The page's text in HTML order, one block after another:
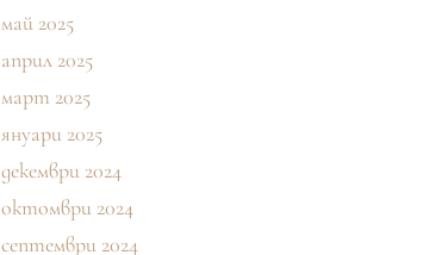
май 2025
април 2025
март 2025
януари 2025
декември 2024
октомври 2024
септември 2024